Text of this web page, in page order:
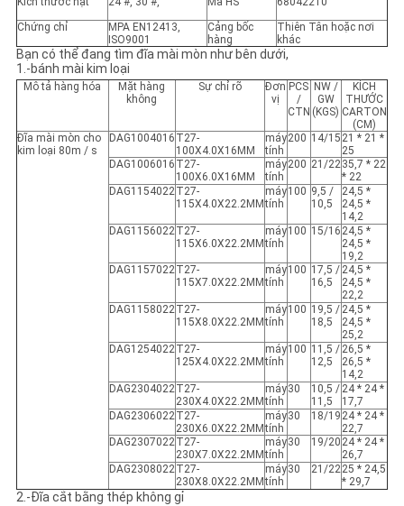
Chứng chỉ
MPA EN12413,
ISO9001
Cảng bốc
hàng
Thiên Tân hoặc nơi
khác
Bạn có thể đang tìm đĩa mài mòn như bên dưới,
1.-bánh mài kim loại
Mô tả hàng hóa
Mặt hàng
không
Sự chỉ rõ
Đơn
vị
PCS
/
CTN
NW /
GW
(KGS)
KÍCH
THƯỚC
CARTON
(CM)
Đĩa mài mòn cho
kim loại 80m / s
DAG1004016 T27-
100X4.0X16MM
máy
tính
200 14/15 21 * 21 *
25
DAG1006016 T27-
100X6.0X16MM
máy
tính
200 21/2235,7 * 22
* ​​22
DAG1154022T27-
115X4.0X22.2MM
máy
tính
100 9,5 /
10,5
24,5 *
24,5 *
14,2
DAG1156022T27-
115X6.0X22.2MM
máy
tính
100 15/16 24,5 *
24,5 *
19,2
DAG1157022T27-
115X7.0X22.2MM
máy
tính
100 17,5 /
16,5
24,5 *
24,5 *
22,2
DAG1158022T27-
115X8.0X22.2MM
máy
tính
100 19,5 /
18,5
24,5 *
24,5 *
25,2
DAG1254022T27-
125X4.0X22.2MM
máy
tính
100 11,5 /
12,5
26,5 *
26,5 *
14,2
DAG2304022T27-
230X4.0X22.2MM
máy
tính
30
10,5 /
11,5
24 * 24 *
17,7
DAG2306022T27-
230X6.0X22.2MM
máy
tính
30 18/19 24 * 24 *
22,7
DAG2307022T27-
230X7.0X22.2MM
máy
tính
30 19/20 24 * 24 *
26,7
DAG2308022T27-
230X8.0X22.2MM
máy
tính
30 21/2225 * 24,5
* 29,7
2.-Đĩa cắt bằng thép không gỉ